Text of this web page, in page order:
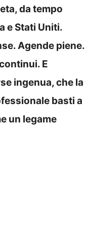
da tempo
e Stati Uniti.
Agende piene.
E
ingenua, che la
basti a
un legame